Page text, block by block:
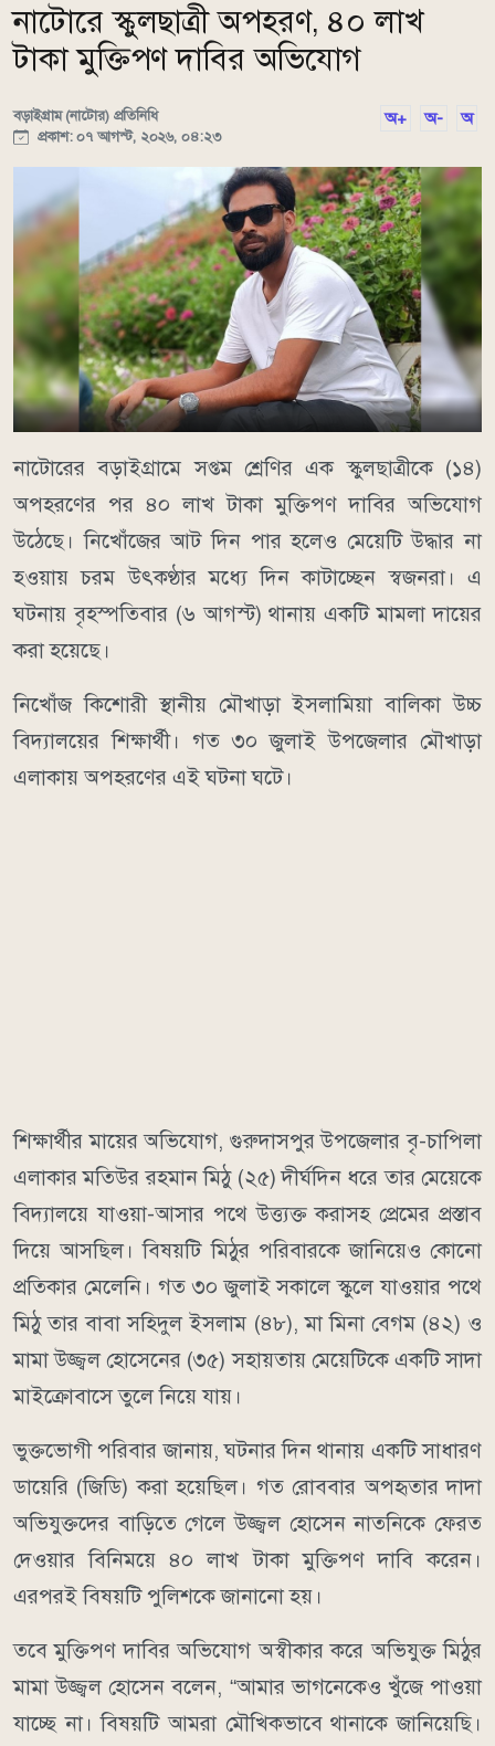
নাটোরে স্কুলছাত্রী অপহরণ, ৪০ লাখ
টাকা মুক্তিপণ দাবির অভিযোগ
বড়াইগ্রাম (নাটোর) প্রতিনিধি
প্রকাশ: ০৭ আগস্ট, ২০২৬, ০৪:২৩
অ+ অ- অ
নাটোরের বড়াইগ্রামে সপ্তম শ্রেণির এক স্কুলছাত্রীকে (১৪)
অপহরণের পর ৪০ লাখ টাকা মুক্তিপণ দাবির অভিযোগ
উঠেছে। নিখোঁজের আট দিন পার হলেও মেয়েটি উদ্ধার না
হওয়ায় চরম উৎকণ্ঠার মধ্যে দিন কাটাচ্ছেন স্বজনরা। এ
ঘটনায় বৃহস্পতিবার (৬ আগস্ট) থানায় একটি মামলা দায়ের
করা হয়েছে।
নিখোঁজ কিশোরী স্থানীয় মৌখাড়া ইসলামিয়া বালিকা উচ্চ
বিদ্যালয়ের শিক্ষার্থী। গত ৩০ জুলাই উপজেলার মৌখাড়া
এলাকায় অপহরণের এই ঘটনা ঘটে।
শিক্ষার্থীর মায়ের অভিযোগ, গুরুদাসপুর উপজেলার বৃ-চাপিলা
এলাকার মতিউর রহমান মিঠু (২৫) দীর্ঘদিন ধরে তার মেয়েকে
বিদ্যালয়ে যাওয়া-আসার পথে উত্ত্যক্ত করাসহ প্রেমের প্রস্তাব
দিয়ে আসছিল। বিষয়টি মিঠুর পরিবারকে জানিয়েও কোনো
প্রতিকার মেলেনি। গত ৩০ জুলাই সকালে স্কুলে যাওয়ার পথে
মিঠু তার বাবা সহিদুল ইসলাম (৪৮), মা মিনা বেগম (৪২) ও
মামা উজ্জ্বল হোসেনের (৩৫) সহায়তায় মেয়েটিকে একটি সাদা
মাইক্রোবাসে তুলে নিয়ে যায়।
ভুক্তভোগী পরিবার জানায়, ঘটনার দিন থানায় একটি সাধারণ
ডায়েরি (জিডি) করা হয়েছিল। গত রোববার অপহৃতার দাদা
অভিযুক্তদের বাড়িতে গেলে উজ্জ্বল হোসেন নাতনিকে ফেরত
দেওয়ার বিনিময়ে ৪০ লাখ টাকা মুক্তিপণ দাবি করেন।
এরপরই বিষয়টি পুলিশকে জানানো হয়।
তবে মুক্তিপণ দাবির অভিযোগ অস্বীকার করে অভিযুক্ত মিঠুর
মামা উজ্জ্বল হোসেন বলেন, “আমার ভাগনেকেও খুঁজে পাওয়া
যাচ্ছে না। বিষয়টি আমরা মৌখিকভাবে থানাকে জানিয়েছি।